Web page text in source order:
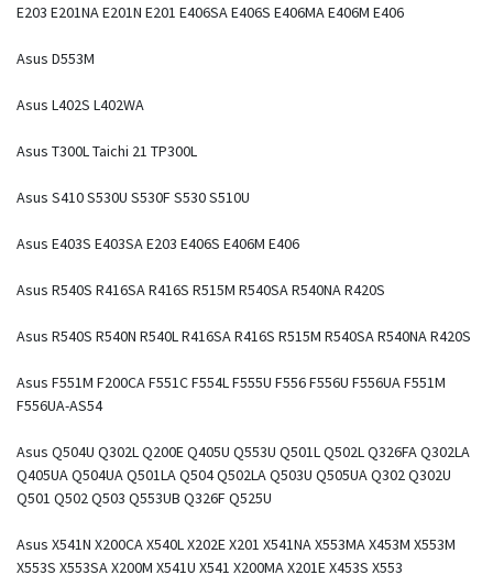
E203 E201NA E201N E201 E406SA E406S E406MA E406M E406
Asus D553M
Asus L402S L402WA
Asus T300L Taichi 21 TP300L
Asus S410 S530U S530F S530 S510U
Asus E403S E403SA E203 E406S E406M E406
Asus R540S R416SA R416S R515M R540SA R540NA R420S
Asus R540S R540N R540L R416SA R416S R515M R540SA R540NA R420S
Asus F551M F200CA F551C F554L F555U F556 F556U F556UA F551M
F556UA-AS54
Asus Q504U Q302L Q200E Q405U Q553U Q501L Q502L Q326FA Q302LA
Q405UA Q504UA Q501LA Q504 Q502LA Q503U Q505UA Q302 Q302U
Q501 Q502 Q503 Q553UB Q326F Q525U
Asus X541N X200CA X540L X202E X201 X541NA X553MA X453M X553M
X553S X553SA X200M X541U X541 X200MA X201E X453S X553